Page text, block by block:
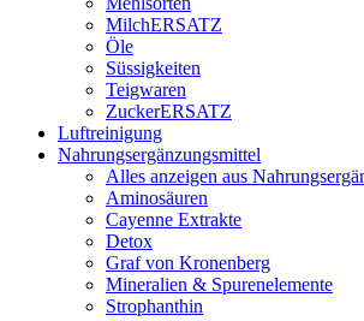
MilchERSATZ
Öle
Süssigkeiten
Teigwaren
ZuckerERSATZ
Luftreinigung
Nahrungsergänzungsmittel
Alles anzeigen aus
Aminosäuren
Cayenne Extrakte
Detox
Graf von Kronenberg
Mineralien & Spurenelemente
Strophanthin